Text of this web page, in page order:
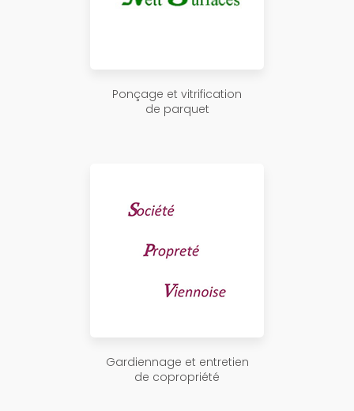
Ponçage et vitrification
de parquet
Gardiennage et entretien
de copropriété